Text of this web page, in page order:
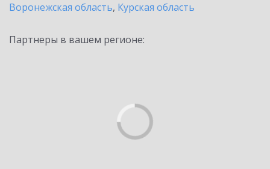
Воронежская область, Курская область
Партнеры в вашем регионе: